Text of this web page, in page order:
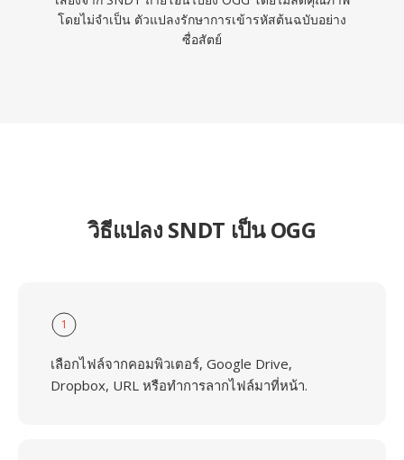
โดยไม่จำเป็น ตัวแปลงรักษาการเข้ารหัสต้นฉบับอย่าง
ซื่อสัตย์
วิธีแปลง SNDT เป็น OGG
1
เลือกไฟล์จากคอมพิวเตอร์, Google Drive,
Dropbox, URL หรือทำการลากไฟล์มาที่หน้า.